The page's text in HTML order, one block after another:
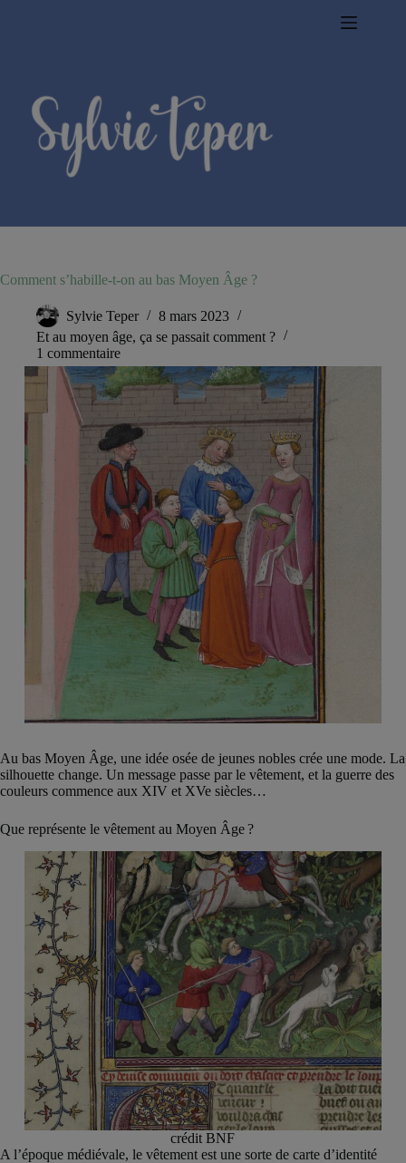
Comment s’habille-t-on au bas Moyen Âge ?
Sylvie Teper
8 mars 2023
Et au moyen âge, ça se passait comment ?
1 commentaire
Au bas Moyen Âge, une idée osée de jeunes nobles crée une mode. La
silhouette change. Un message passe par le vêtement, et la guerre des
couleurs commence aux XIV et XVe siècles…
Que représente le vêtement au Moyen Âge ?
crédit BNF
A l’époque médiévale, le vêtement est une sorte de carte d’identité